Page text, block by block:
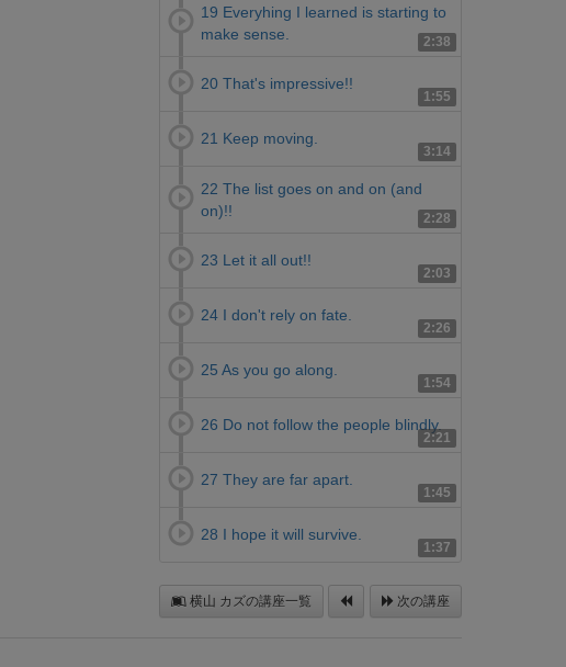
2:38
19 Everyhing I learned is starting to
make sense.
1:55
20 That's impressive!!
3:14
21 Keep moving.
2:28
22 The list goes on and on (and
on)!!
2:03
23 Let it all out!!
2:26
24 I don't rely on fate.
1:54
25 As you go along.
2:21
26 Do not follow the people blindly.
1:45
27 They are far apart.
1:37
28 I hope it will survive.
横山 カズの講座一覧 次の講座